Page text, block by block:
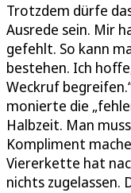
Trotzdem dürfe
Ausrede sein. Mir
gefehlt. So kann
bestehen. Ich
Weckruf
monierte die
Halbzeit. Man
Kompliment
Viererkette hat
nichts zugelassen.